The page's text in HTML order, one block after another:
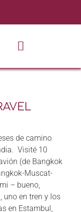
Toggle
de camino
Visité 10
(de Bangkok
Muscat-
– bueno,
uno en tren y los
en Estambul,